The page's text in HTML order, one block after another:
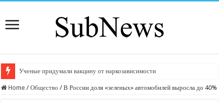
Ученые придумали вакцину от наркозависимости
Home / Общество / В России доля «зеленых» автомобилей выросла до 40%